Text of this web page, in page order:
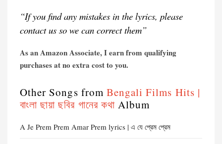
“If you find any mistakes in the lyrics, please
contact us so we can correct them”
As an Amazon Associate, I earn from qualifying
purchases at no extra cost to you.
Other Songs from Bengali Films Hits |
বাংলা ছায়া ছবির গানের কথা Album
A Je Prem Prem Amar Prem lyrics | এ যে প্রেম প্রেম